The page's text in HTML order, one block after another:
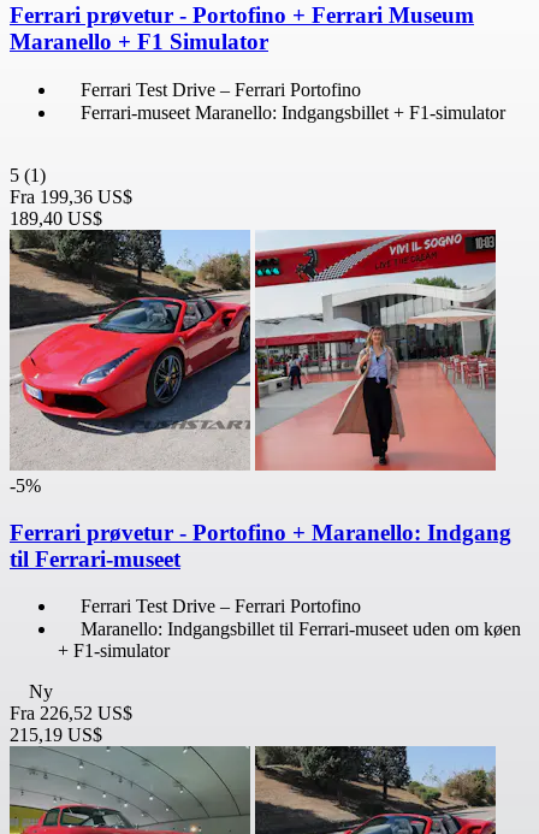
Ferrari prøvetur - Portofino + Ferrari Museum
Maranello + F1 Simulator
Ferrari Test Drive – Ferrari Portofino
Ferrari-museet Maranello: Indgangsbillet + F1-simulator
5 (1)
Fra 199,36 US$
189,40 US$
-5%
Ferrari prøvetur - Portofino + Maranello: Indgang
til Ferrari-museet
Ferrari Test Drive – Ferrari Portofino
Maranello: Indgangsbillet til Ferrari-museet uden om køen
+ F1-simulator
Ny
Fra 226,52 US$
215,19 US$